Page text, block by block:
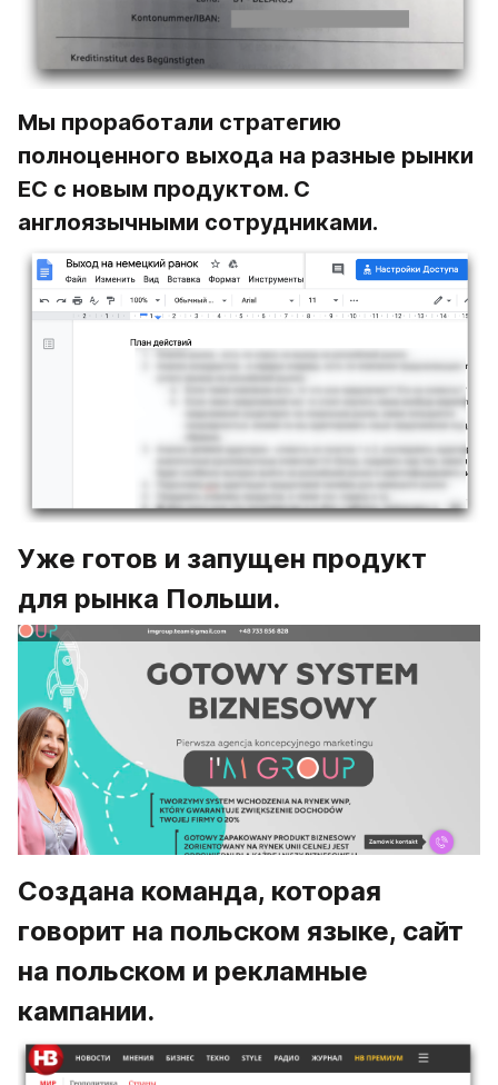
Мы проработали стратегию
полноценного выхода на разные рынки
ЕС с новым продуктом. С
англоязычными сотрудниками.
Уже готов и запущен продукт
для рынка Польши.
Создана команда, которая
говорит на польском языке, сайт
на польском и рекламные
кампании.